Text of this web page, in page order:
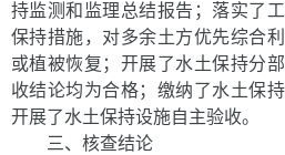
持监测和监理总结报告；落实了
保持措施， 对多余土方优先综合利
或植被恢复；开展了水土保持分
收结论均为合格；缴纳了水土保
开展了水土保持设施自主验收。
三、核查结论